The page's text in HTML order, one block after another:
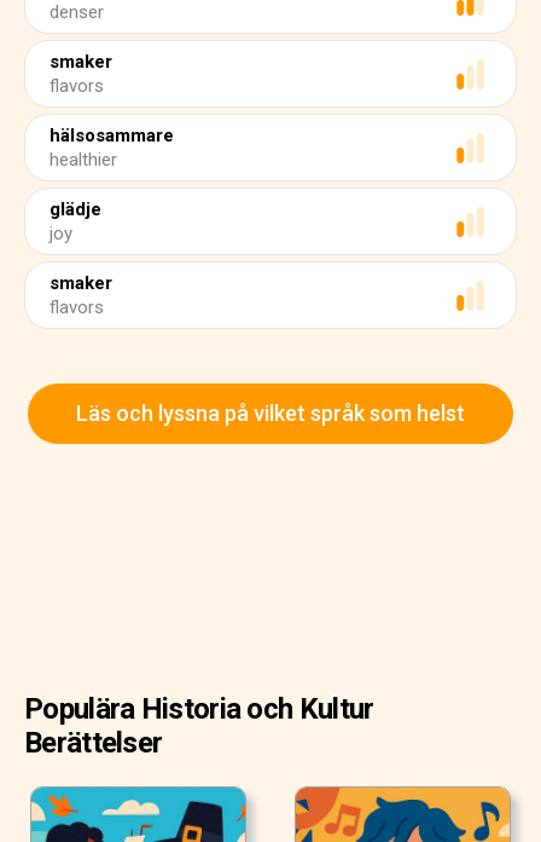
denser
smaker
flavors
hälsosammare
healthier
glädje
joy
smaker
flavors
Läs och lyssna på vilket språk som helst
Populära Historia och Kultur
Berättelser